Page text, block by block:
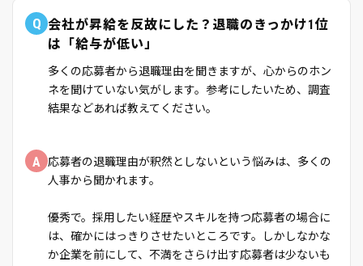
Q 会社が昇給を反故にした？退職のきっかけ1位
は「給与が低い」
多くの応募者から退職理由を聞きますが、心からのホン
ネを聞けていない気がします。参考にしたいため、調査
結果などあれば教えてください。
A
応募者の退職理由が釈然としないという悩みは、多くの
人事から聞かれます。
優秀で。採用したい経歴やスキルを持つ応募者の場合に
は、確かにはっきりさせたいところです。しかしなかな
か企業を前にして、不満をさらけ出す応募者は少ないも